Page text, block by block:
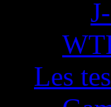
Les